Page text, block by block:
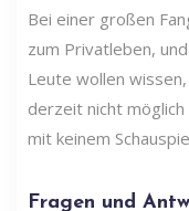
Bei einer großen
zum Privatleben,
Leute wollen
derzeit nicht
mit keinem
Fragen und